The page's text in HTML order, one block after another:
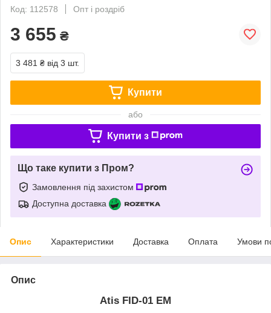
Код: 112578
Опт і роздріб
3 655 ₴
3 481 ₴ від 3 шт.
Купити
або
Купити з
Що таке купити з Пром?
Замовлення під захистом
Доступна доставка
Опис Характеристики Доставка Оплата Умови
Опис
Atis FID-01 EM